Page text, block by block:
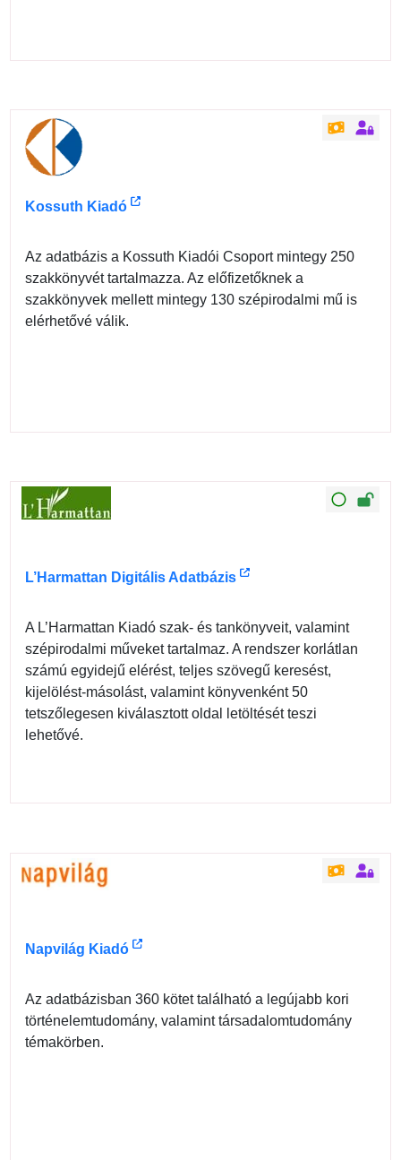
Kossuth Kiadó
Az adatbázis a Kossuth Kiadói Csoport mintegy 250
szakkönyvét tartalmazza. Az előfizetőknek a
szakkönyvek mellett mintegy 130 szépirodalmi mű is
elérhetővé válik.
L’Harmattan Digitális Adatbázis
A L’Harmattan Kiadó szak- és tankönyveit, valamint
szépirodalmi műveket tartalmaz. A rendszer korlátlan
számú egyidejű elérést, teljes szövegű keresést,
kijelölést-másolást, valamint könyvenként 50
tetszőlegesen kiválasztott oldal letöltését teszi
lehetővé.
Napvilág Kiadó
Az adatbázisban 360 kötet található a legújabb kori
történelemtudomány, valamint társadalomtudomány
témakörben.